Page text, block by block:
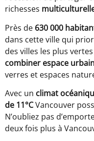
richesses
Près de 630 000
dans cette ville qui
des villes les plus
combiner espace
verres et espaces
Avec un climat
de 11°CVancouver
N’oubliez pas
deux fois plus à